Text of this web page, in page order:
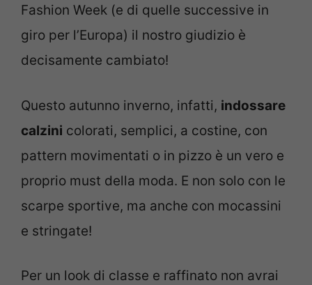
Fashion Week (e di quelle successive in
giro per l’Europa) il nostro giudizio è
decisamente cambiato!
Questo autunno inverno, infatti, indossare
calzini colorati, semplici, a costine, con
pattern movimentati o in pizzo è un vero e
proprio must della moda. E non solo con le
scarpe sportive, ma anche con mocassini
e stringate!
Per un look di classe e raffinato non avrai